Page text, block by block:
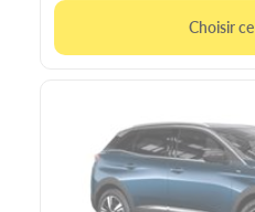
Choisir